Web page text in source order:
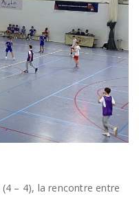
– 4), la rencontre entre